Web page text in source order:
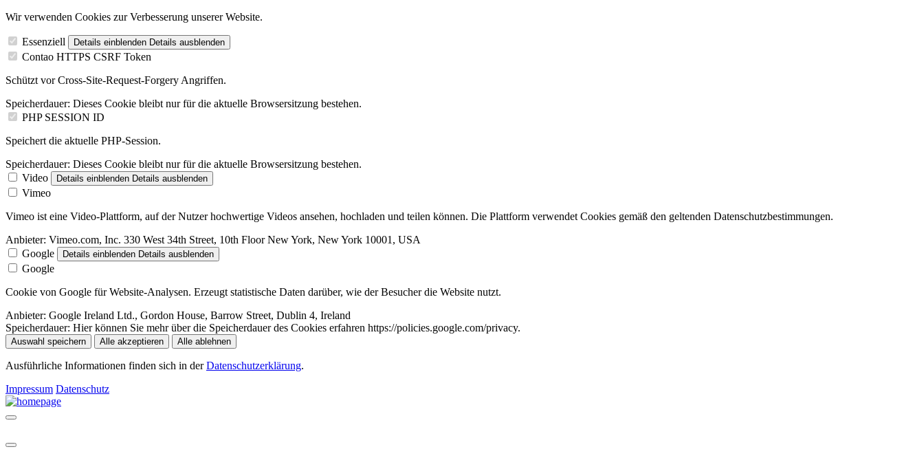
Wir verwenden Cookies zur Verbesserung unserer Website.
Essenziell Details einblenden Details ausblenden
Contao HTTPS CSRF Token
Schützt vor Cross-Site-Request-Forgery Angriffen.
Speicherdauer: Dieses Cookie bleibt nur für die aktuelle Browsersitzung bestehen.
PHP SESSION ID
Speichert die aktuelle PHP-Session.
Speicherdauer: Dieses Cookie bleibt nur für die aktuelle Browsersitzung bestehen.
Video
Details einblenden Details ausblenden
Vimeo
Vimeo ist eine Video-Plattform, auf der Nutzer hochwertige Videos ansehen, hochladen und teilen können. Die Plattform verwendet Cookies gemäß den geltenden Datenschutzbestimmungen.
Anbieter: Vimeo.com, Inc. 330 West 34th Street, 10th Floor New York, New York 10001, USA
Google
Details einblenden Details ausblenden
Google
Cookie von Google für Website-Analysen. Erzeugt statistische Daten darüber, wie der Besucher die Website nutzt.
Anbieter: Google Ireland Ltd., Gordon House, Barrow Street, Dublin 4, Ireland
Speicherdauer: Hier können Sie mehr über die Speicherdauer des Cookies erfahren https://policies.google.com/privacy.
Auswahl speichern Alle akzeptieren Alle ablehnen
Ausführliche Informationen finden sich in derDatenschutzerklärung.
Impressum Datenschutz